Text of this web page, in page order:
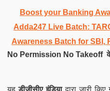
Boost your Banking
Adda247 Live Batch:
Awareness Batch for SBI,
No Permission No Takeoff
यहडीजीसीए इंडियाद्वारा जारी